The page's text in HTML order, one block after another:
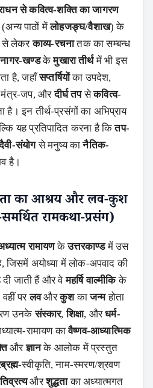
से कवित्व-शक्ति का जागरण
(अन्य पाठों मेंलोहजङ्घ/वैशाख) के
से लेकरकाव्य-रचनातक का सम्बन्ध
नागर-खण्डकेमुखारा तीर्थमें भी इस
है, जहाँसप्तर्षियोंका उपदेश,
मंत्र-जप, औरदीर्घ तपसेकवित्व-
है। इन तीर्थ-प्रसंगों का अभिप्राय
यह प्रतिपादित करना है कितप-
संयोगसे मनुष्य कानैतिक-
है।
का आश्रय और लव-कुश
रामकथा-प्रसंग)
रामायणकेउत्तरकाण्डमें उस
जिसमें अयोध्या में लोक-अपवाद की
जाती हैं और वेमहर्षि वाल्मीकिके
परलवऔरकुशकाजन्महोता
उनकेसंस्कार,शिक्षा, औरधर्म-
रामायण कावैष्णव-आध्यात्मिक
औरज्ञानके आलोक में प्रस्तुत
-स्वीकृति, नाम-स्मरण/श्रवण
औरशुद्धताका अध्यात्मगत